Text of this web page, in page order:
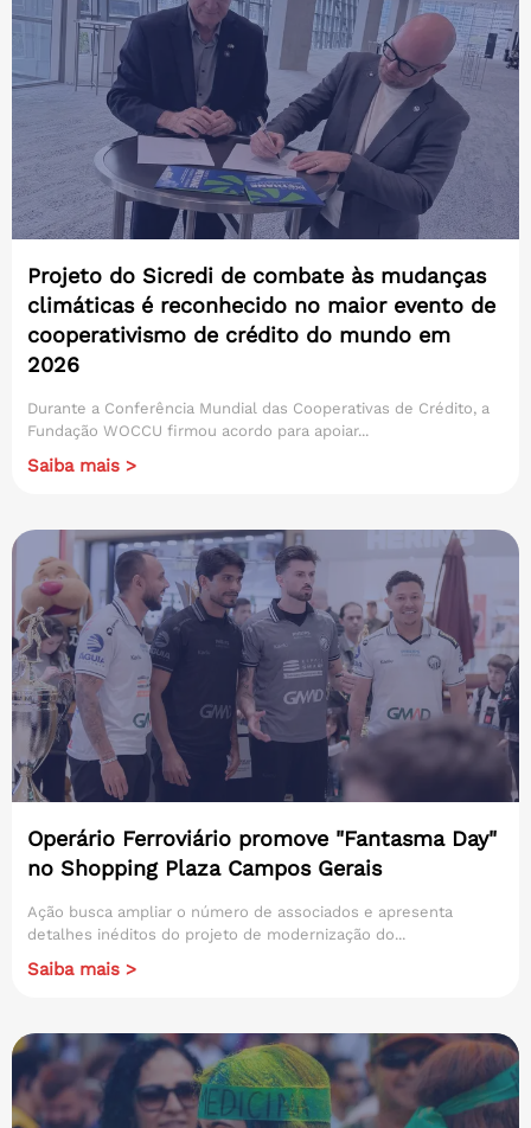
Projeto do Sicredi de combate às mudanças
climáticas é reconhecido no maior evento de
cooperativismo de crédito do mundo em
2026
Durante a Conferência Mundial das Cooperativas de Crédito, a
Fundação WOCCU firmou acordo para apoiar...
Saiba mais >
Operário Ferroviário promove "Fantasma Day"
no Shopping Plaza Campos Gerais
Ação busca ampliar o número de associados e apresenta
detalhes inéditos do projeto de modernização do...
Saiba mais >